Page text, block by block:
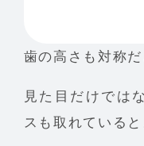
歯の高さも対称
見た目だけでは
スも取れている